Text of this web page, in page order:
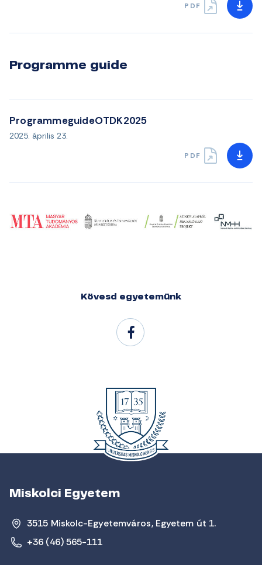
PDF
Programme guide
ProgrammeguideOTDK2025
2025. április 23.
PDF
Kövesd egyetemünk
Miskolci Egyetem
3515 Miskolc-Egyetemváros, Egyetem út 1.
+36 (46) 565-111